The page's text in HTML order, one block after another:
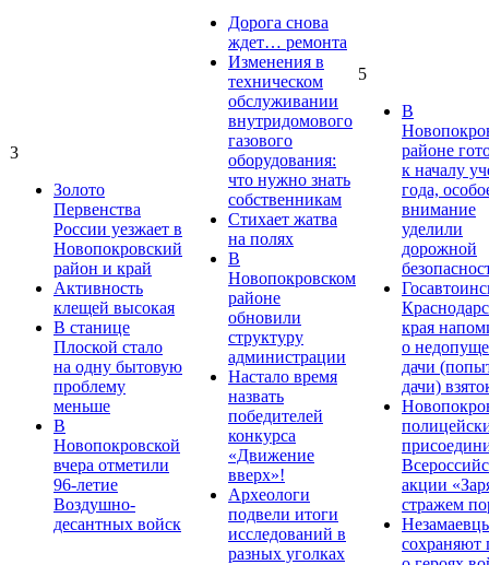
3
Золото
Первенства
России уезжает в
Новопокровский
район и край
Активность
клещей высокая
В станице
Плоской стало
на одну бытовую
проблему
меньше
В
Новопокровской
вчера отметили
96-летие
Воздушно-
десантных войск
Дорога снова
ждет… ремонта
Изменения в
техническом
обслуживании
внутридомового
газового
оборудования:
что нужно знать
собственникам
Стихает жатва
на полях
В
Новопокровском
районе
обновили
структуру
администрации
Настало время
назвать
победителей
конкурса
«Движение
вверх»!
Археологи
подвели итоги
исследований в
разных уголках
5
В
районе
к началу
года,
внимание
уделили
дорожной
края
о
дачи
дачи)
акции
стражем
сохраняют